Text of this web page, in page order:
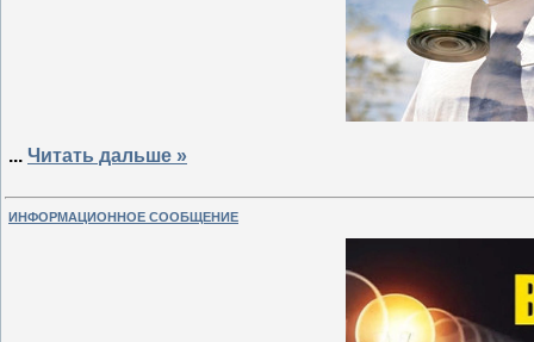
... Читать дальше »
ИНФОРМАЦИОННОЕ СООБЩЕНИЕ